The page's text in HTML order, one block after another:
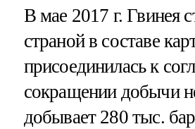
В мае 2017 г. Гвинея
страной в составе
присоединилась к
сокращении добычи
добывает 280 тыс.